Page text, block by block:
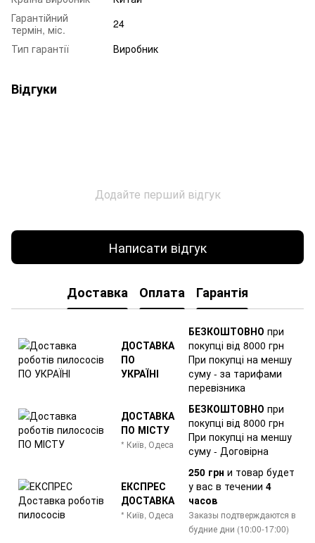
Гарантійний
термін, міс.
24
Тип гарантії
Виробник
Відгуки
Додайте перший відгук
Написати відгук
Доставка Оплата Гарантія
ДОСТАВКА
ПО
УКРАЇНІ
БЕЗКОШТОВНО при
покупці від 8000 грн
При покупці на меншу
суму - за тарифами
перевізника
ДОСТАВКА
ПО МІСТУ
* Київ, Одеса
БЕЗКОШТОВНО при
покупці від 8000 грн
При покупці на меншу
суму - Договірна
ЕКСПРЕС
ДОСТАВКА
* Київ, Одеса
250 грн и товар будет
у вас в течении 4
часов
Заказы подтверждаются в
будние дни (10:00-17:00)